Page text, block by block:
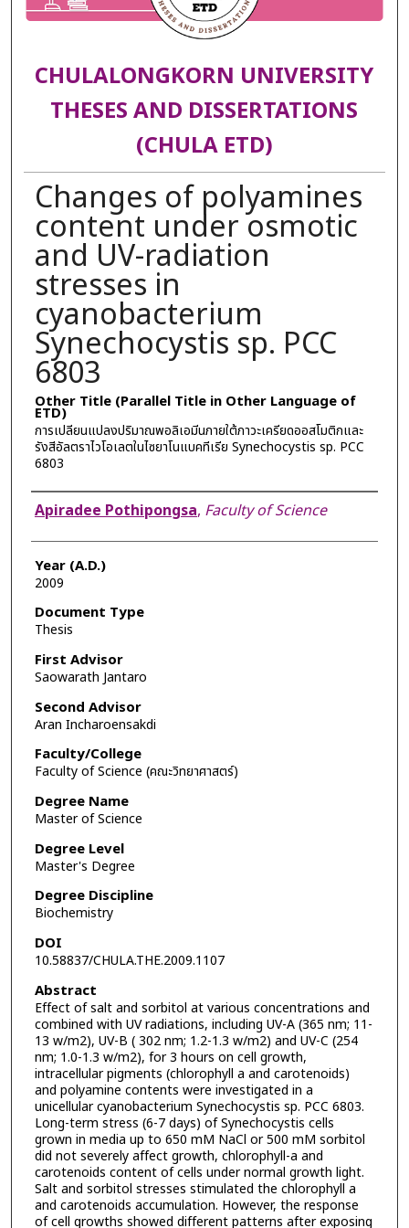
CHULALONGKORN UNIVERSITY
THESES AND DISSERTATIONS
(CHULA ETD)
Changes of polyamines
content under osmotic
and UV-radiation
stresses in
cyanobacterium
Synechocystis sp. PCC
6803
Other Title (Parallel Title in Other Language of
ETD)
การเปลียนแปลงปริมาณพอลิเอมีนภายใต้ภาวะเครียดออสโมติกและ
รังสีอัลตราไวโอเลตในไซยาโนแบคทีเรีย Synechocystis sp. PCC
6803
Author
Apiradee Pothipongsa, Faculty of Science
Year (A.D.)
2009
Document Type
Thesis
First Advisor
Saowarath Jantaro
Second Advisor
Aran Incharoensakdi
Faculty/College
Faculty of Science (คณะวิทยาศาสตร์)
Degree Name
Master of Science
Degree Level
Master's Degree
Degree Discipline
Biochemistry
DOI
10.58837/CHULA.THE.2009.1107
Abstract
Effect of salt and sorbitol at various concentrations and
combined with UV radiations, including UV-A (365 nm; 11-
13 w/m2), UV-B ( 302 nm; 1.2-1.3 w/m2) and UV-C (254
nm; 1.0-1.3 w/m2), for 3 hours on cell growth,
intracellular pigments (chlorophyll a and carotenoids)
and polyamine contents were investigated in a
unicellular cyanobacterium Synechocystis sp. PCC 6803.
Long-term stress (6-7 days) of Synechocystis cells
grown in media up to 650 mM NaCl or 500 mM sorbitol
did not severely affect growth, chlorophyll-a and
carotenoids content of cells under normal growth light.
Salt and sorbitol stresses stimulated the chlorophyll a
and carotenoids accumulation. However, the response
of cell growths showed different patterns after exposing